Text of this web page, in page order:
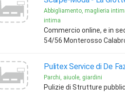
Abbigliamento, maglieria
intima
Commercio online, e in
54/56 Monterosso
Pulitex Service di De
Parchi, aiuole, giardini
Pulizie di Strutture